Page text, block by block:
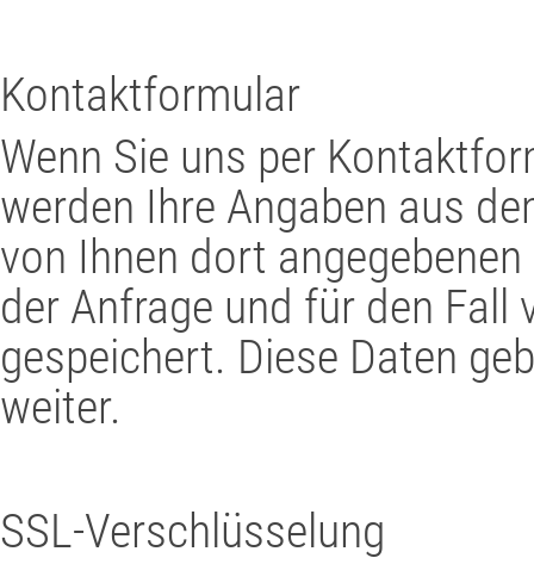
Kontaktformular
Wenn Sie uns per
werden Ihre Angaben aus
von Ihnen dort
der Anfrage und für den
gespeichert. Diese Daten
weiter.
SSL-Verschlüsselung